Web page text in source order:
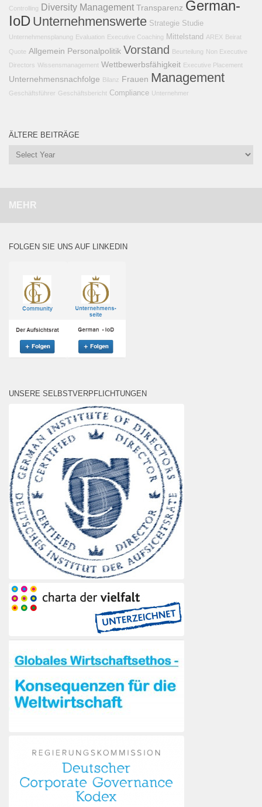
Controlling Diversity Management Transparenz German-
IoD Unternehmenswerte Strategie Studie
Unternehmensplanung Evaluation Executive Coaching Mittelstand AREX Beirat
Quote Allgemein Personalpolitik Vorstand Beurteilung Non Executive
Directors Wissensmanagement Wettbewerbsfähigkeit Executive Placement
Unternehmensnachfolge Bilanz Frauen Management
Geschäftsführer Geschäftsbericht Compliance Unternehmer
ÄLTERE BEITRÄGE
MEHR
FOLGEN SIE UNS AUF LINKEDIN
UNSERE SELBSTVERPFLICHTUNGEN